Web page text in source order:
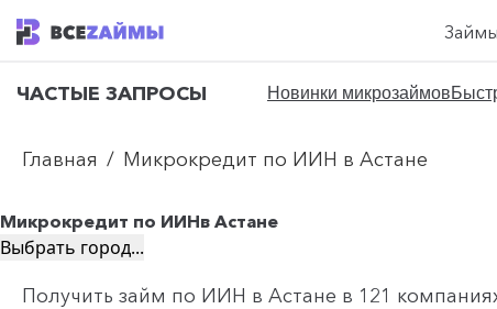
Займы
ЧАСТЫЕ ЗАПРОСЫ Новинки микрозаймов
Главная / Микрокредит по ИИН в Астане
Микрокредит по ИИНв Астане
Выбрать город...
Получить займ по ИИН в Астане в 121